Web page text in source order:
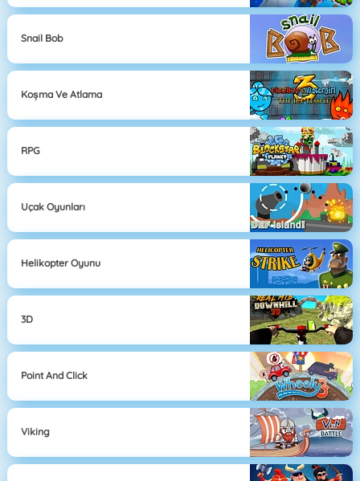
Snail Bob
Koşma Ve Atlama
RPG
Uçak Oyunları
Helikopter Oyunu
3D
Point And Click
Viking